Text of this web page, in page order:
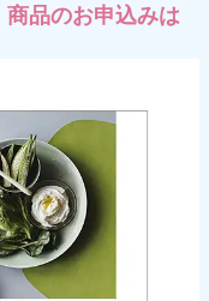
品のお申込みは